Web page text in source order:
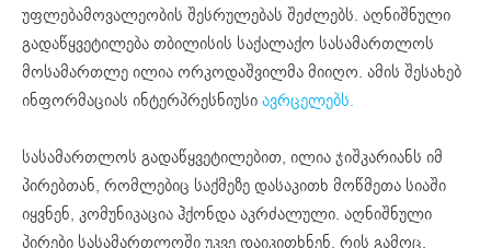
უფლებამოვალეობის შესრულებას შეძლებს. აღნიშნული
გადაწყვეტილება თბილისის საქალაქო სასამართლოს
მოსამართლე ილია ორკოდაშვილმა მიიღო. ამის შესახებ
ინფორმაციას ინტერპრესნიუსიავრცელებს.
სასამართლოს გადაწყვეტილებით, ილია ჯიშკარიანს იმ
პირებთან, რომლებიც საქმეზე დასაკითხ მოწმეთა სიაში
იყვნენ, კომუნიკაცია ჰქონდა აკრძალული. აღნიშნული
პირები სასამართლოში უკვე დაიკითხნენ, რის გამოც,